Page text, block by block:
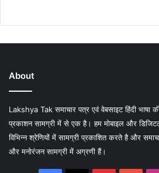
About
Lakshya Tak समाचार पत्र एवं वेबसाइट हिंदी भाषा
प्रकाशन सामग्री में से एक है। हम मोबाइल और
विभिन्न श्रेणियों में सामग्री प्रकाशित करते है और
और मनोरंजन सामग्री में अग्रणी हैं।